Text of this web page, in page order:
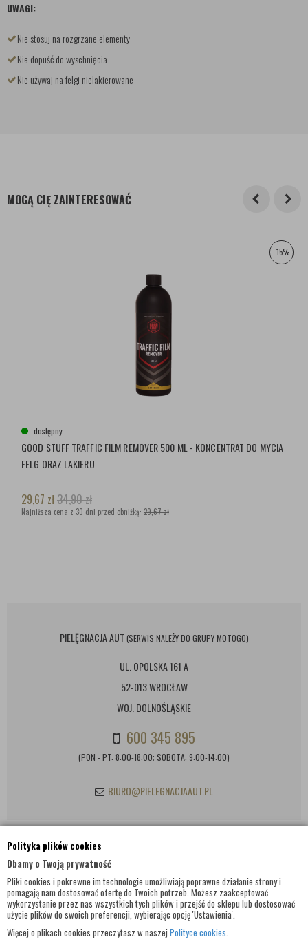
Polityka plików cookies
Dbamy o Twoją prywatność
Pliki cookies i pokrewne im technologie umożliwiają poprawne działanie strony i
pomagają nam dostosować ofertę do Twoich potrzeb. Możesz zaakceptować
wykorzystanie przez nas wszystkich tych plików i przejść do sklepu lub dostosować
użycie plików do swoich preferencji, wybierając opcję 'Ustawienia'.
Więcej o plikach cookies przeczytasz w naszej Polityce cookies.
UWAGI:
Nie stosuj na rozgrzane elementy
Nie dopuść do wyschnięcia
Nie używaj na felgi nielakierowane
MOGĄ CIĘ ZAINTERESOWAĆ
-15%
dostępny
GOOD STUFF TRAFFIC FILM REMOVER 500 ML - KONCENTRAT DO MYCIA
FELG ORAZ LAKIERU
29,67 zł34,90zł
Najniższa cena z 30 dni przed obniżką: 29,67 zł
PIELĘGNACJA AUT (SERWIS NALEŻY DO GRUPY MOTOGO)
UL. OPOLSKA 161 A
52-013 WROCŁAW
WOJ. DOLNOŚLĄSKIE
600 345 895
(PON - PT: 8:00-18:00; SOBOTA: 9:00-14:00)
BIURO@PIELEGNACJAAUT.PL
INFORMACJE KONTAKTOWE